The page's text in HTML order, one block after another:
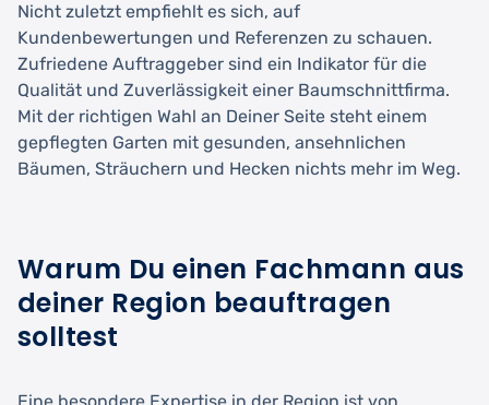
Nicht zuletzt empfiehlt es sich, auf
Kundenbewertungen und Referenzen zu schauen.
Zufriedene Auftraggeber sind ein Indikator für die
Qualität und Zuverlässigkeit einer Baumschnittfirma.
Mit der richtigen Wahl an Deiner Seite steht einem
gepflegten Garten mit gesunden, ansehnlichen
Bäumen, Sträuchern und Hecken nichts mehr im Weg.
Warum Du einen Fachmann aus
deiner Region beauftragen
solltest